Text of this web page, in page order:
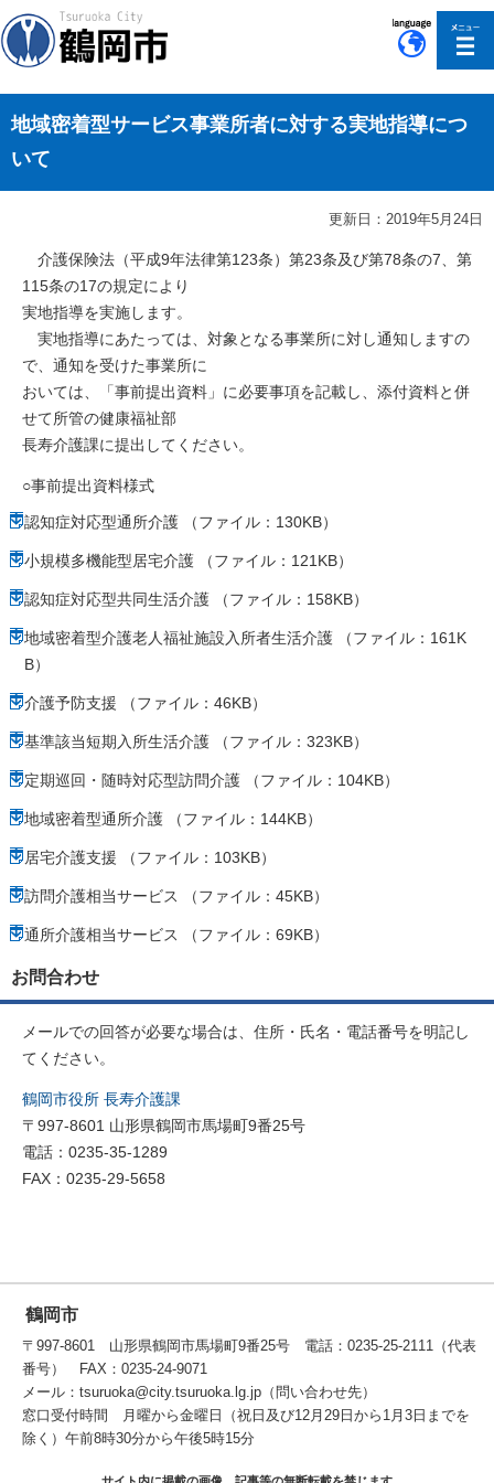
地域密着型サービス事業所者に対する実地指導につ
いて
更新日：2019年5月24日
介護保険法（平成9年法律第123条）第23条及び第78条の7、第
115条の17の規定により
実地指導を実施します。
実地指導にあたっては、対象となる事業所に対し通知しますの
で、通知を受けた事業所に
おいては、「事前提出資料」に必要事項を記載し、添付資料と併
せて所管の健康福祉部
長寿介護課に提出してください。
○事前提出資料様式
認知症対応型通所介護 （ファイル：130KB）
小規模多機能型居宅介護 （ファイル：121KB）
認知症対応型共同生活介護 （ファイル：158KB）
地域密着型介護老人福祉施設入所者生活介護 （ファイル：161K
B）
介護予防支援 （ファイル：46KB）
基準該当短期入所生活介護 （ファイル：323KB）
定期巡回・随時対応型訪問介護 （ファイル：104KB）
地域密着型通所介護 （ファイル：144KB）
居宅介護支援 （ファイル：103KB）
訪問介護相当サービス （ファイル：45KB）
通所介護相当サービス （ファイル：69KB）
お問合わせ
メールでの回答が必要な場合は、住所・氏名・電話番号を明記し
てください。
鶴岡市役所 長寿介護課
〒997-8601 山形県鶴岡市馬場町9番25号
電話：0235-35-1289
FAX：0235-29-5658
鶴岡市
〒997-8601 山形県鶴岡市馬場町9番25号 電話：0235-25-2111（代表
番号） FAX：0235-24-9071
メール：tsuruoka@city.tsuruoka.lg.jp（問い合わせ先）
窓口受付時間 月曜から金曜日（祝日及び12月29日から1月3日までを
除く）午前8時30分から午後5時15分